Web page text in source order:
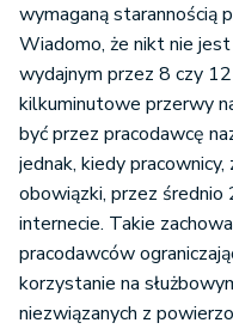
wymaganą starannością
Wiadomo, że nikt nie
wydajnym przez 8 czy
kilkuminutowe przerwy
być przez pracodawcę
jednak, kiedy
obowiązki, przez średnio
internecie. Takie
pracodawców
korzystanie na
niezwiązanych z